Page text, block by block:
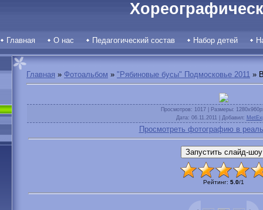
Главная О нас Педагогический состав Набор детей
Главная » Фотоальбом » "Рябиновые бусы" Подмосковье 2011 »
Просмотров: 1017 | Размеры:
Дата: 06.11.2011 | Добавил:
Просмотреть фотографию в
Рейтинг: 5.0/1